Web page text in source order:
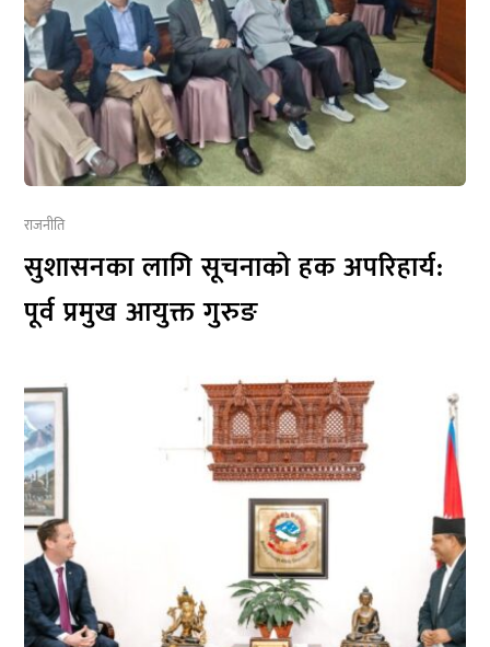
राजनीति
सुशासनका लागि सूचनाको हक अपरिहार्य:
पूर्व प्रमुख आयुक्त गुरुङ